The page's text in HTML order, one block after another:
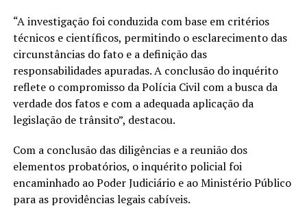
“A investigação foi conduzida com base em critérios
técnicos e científicos, permitindo o esclarecimento das
circunstâncias do fato e a definição das
responsabilidades apuradas. A conclusão do inquérito
reflete o compromisso da Polícia Civil com a busca da
verdade dos fatos e com a adequada aplicação da
legislação de trânsito”, destacou.
Com a conclusão das diligências e a reunião dos
elementos probatórios, o inquérito policial foi
encaminhado ao Poder Judiciário e ao Ministério Público
para as providências legais cabíveis.